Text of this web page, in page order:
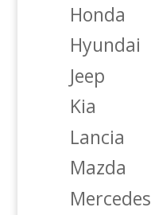
Honda
Hyundai
Jeep
Kia
Lancia
Mazda
Mercedes